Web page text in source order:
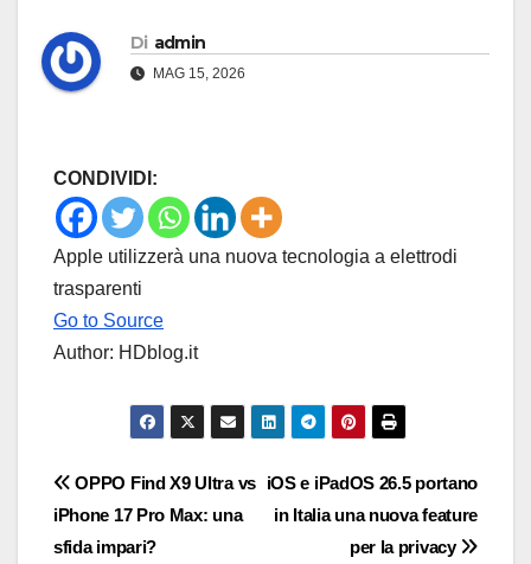
Di admin
MAG 15, 2026
CONDIVIDI:
Apple utilizzerà una nuova tecnologia a elettrodi
trasparenti
Go to Source
Author: HDblog.it
Navigazione
articoli
iOS e iPadOS 26.5 portano
in Italia una nuova feature
per la privacy
OPPO Find X9 Ultra vs
iPhone 17 Pro Max: una
sfida impari?